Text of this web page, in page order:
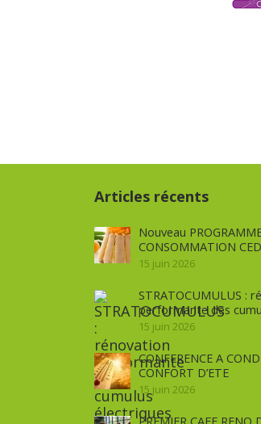
Articles récents
Nouveau
CONSOMMATION
15 juin 2026
STRATOCUMULUS :
performante des
15 juin 2026
CONFERENCE A
CONFORT D’ETE
15 juin 2026
PREMIER CAFE RENO